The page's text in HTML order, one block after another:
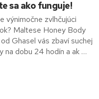
sa ako funguje!
výnimočne zvlhčujúci
Maltese Honey Body
Ghasel vás zbaví suchej
na dobu 24 hodín a ak …